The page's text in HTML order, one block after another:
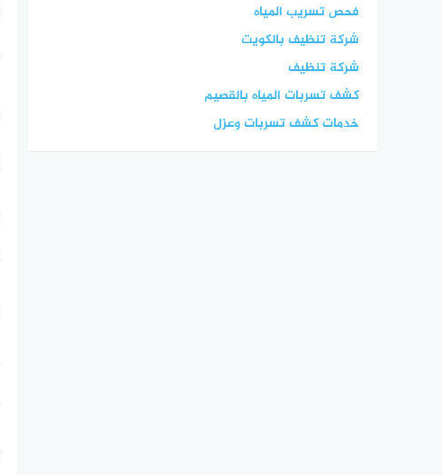
فحص تسريب المياه
شركة تنظيف بالكويت
شركة تنظيف
كشف تسربات المياه بالقصيم
خدمات كشف تسربات وعزل